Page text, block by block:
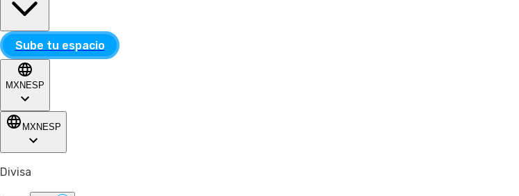
Sube tu espacio
MXN ESP
MXN ESP
Divisa